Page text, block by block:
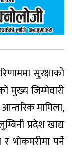
सुरक्षाको
मुख्य जिम्मेवारी
मामिला,
प्रदेश खाद्य
भोकमरीमा पर्ने